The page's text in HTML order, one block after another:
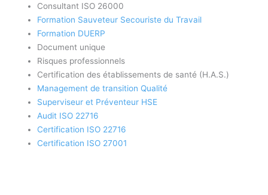
Consultant ISO 26000
Formation Sauveteur Secouriste du Travail
Formation DUERP
Document unique
Risques professionnels
Certification des établissements de santé (H.A.S.)
Management de transition Qualité
Superviseur et Préventeur HSE
Audit ISO 22716
Certification ISO 22716
Certification ISO 27001